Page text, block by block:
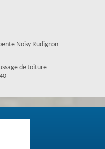
et
Noisy Rudignon
de toiture